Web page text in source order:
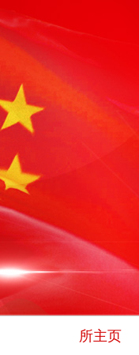
所主页